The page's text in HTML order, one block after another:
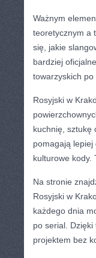
Ważnym
teoretycznym a
się, jakie
bardziej
towarzyskich po
Rosyjski w
kuchnię, sztukę
pomagają
kulturowe kody.
Na stronie
Rosyjski w
każdego dnia
po serial.
projektem bez